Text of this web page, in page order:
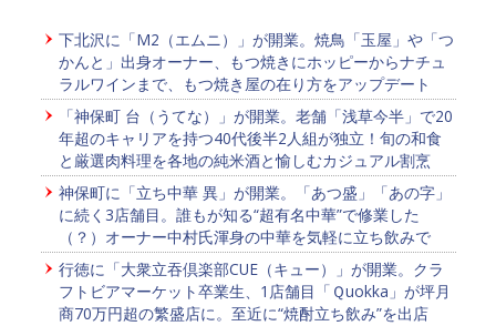
下北沢に「M2（エムニ）」が開業。焼鳥「玉屋」や「つ
かんと」出身オーナー、もつ焼きにホッピーからナチュ
ラルワインまで、もつ焼き屋の在り方をアップデート
「神保町 台（うてな）」が開業。老舗「浅草今半」で20
年超のキャリアを持つ40代後半2人組が独立！旬の和食
と厳選肉料理を各地の純米酒と愉しむカジュアル割烹
神保町に「立ち中華 異」が開業。「あつ盛」「あの字」
に続く3店舗目。誰もが知る“超有名中華”で修業した
（？）オーナー中村氏渾身の中華を気軽に立ち飲みで
行徳に「大衆立吞倶楽部CUE（キュー）」が開業。クラ
フトビアマーケット卒業生、1店舗目「Ｑuokka」が坪月
商70万円超の繁盛店に。至近に“焼酎立ち飲み”を出店